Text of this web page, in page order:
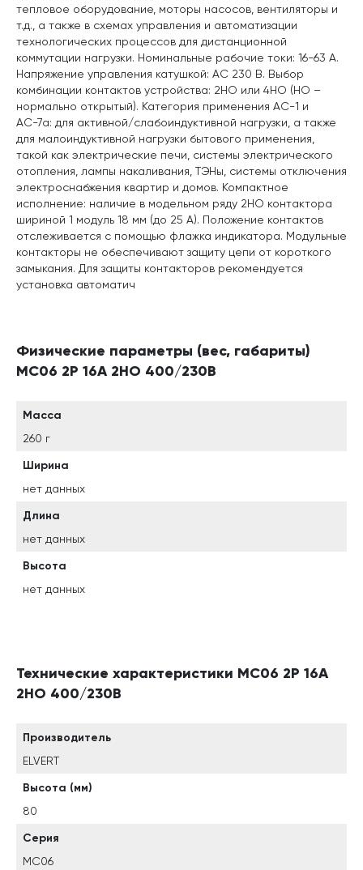
тепловое оборудование, моторы насосов, вентиляторы и
т.д., а также в схемах управления и автоматизации
технологических процессов для дистанционной
коммутации нагрузки. Номинальные рабочие токи: 16-63 А.
Напряжение управления катушкой: АС 230 В. Выбор
комбинации контактов устройства: 2НО или 4НО (НО –
нормально открытый). Категория применения АС-1 и
АС-7а: для активной/слабоиндуктивной нагрузки, а также
для малоиндуктивной нагрузки бытового применения,
такой как электрические печи, системы электрического
отопления, лампы накаливания, ТЭНы, системы отключения
электроснабжения квартир и домов. Компактное
исполнение: наличие в модельном ряду 2НО контактора
шириной 1 модуль 18 мм (до 25 А). Положение контактов
отслеживается с помощью флажка индикатора. Модульные
контакторы не обеспечивают защиту цепи от короткого
замыкания. Для защиты контакторов рекомендуется
установка автоматич
Физические параметры (вес, габариты)
MC06 2Р 16А 2НО 400/230B
Масса
260 г
Ширина
нет данных
Длина
нет данных
Высота
нет данных
Технические характеристики MC06 2Р 16А
2НО 400/230B
Производитель
ELVERT
Высота (мм)
80
Серия
MC06